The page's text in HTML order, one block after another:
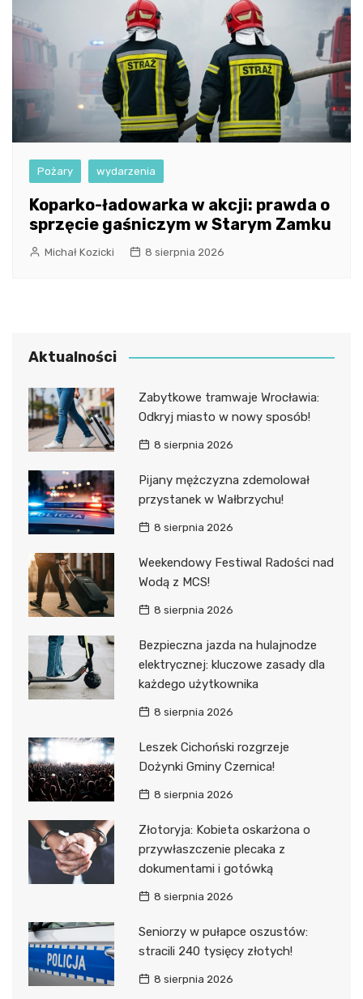
Pożary wydarzenia
Koparko-ładowarka w akcji: prawda o
sprzęcie gaśniczym w Starym Zamku
Michał Kozicki 8 sierpnia 2026
Aktualności
Zabytkowe tramwaje Wrocławia:
Odkryj miasto w nowy sposób!
8 sierpnia 2026
Pijany mężczyzna zdemolował
przystanek w Wałbrzychu!
8 sierpnia 2026
Weekendowy Festiwal Radości nad
Wodą z MCS!
8 sierpnia 2026
Bezpieczna jazda na hulajnodze
elektrycznej: kluczowe zasady dla
każdego użytkownika
8 sierpnia 2026
Leszek Cichoński rozgrzeje
Dożynki Gminy Czernica!
8 sierpnia 2026
Złotoryja: Kobieta oskarżona o
przywłaszczenie plecaka z
dokumentami i gotówką
8 sierpnia 2026
Seniorzy w pułapce oszustów:
stracili 240 tysięcy złotych!
8 sierpnia 2026